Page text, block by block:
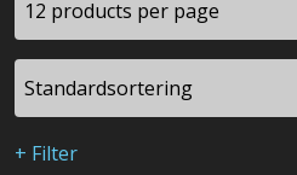
+ Filter